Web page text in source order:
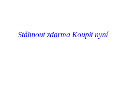
Stáhnout zdarma Koupit nyní